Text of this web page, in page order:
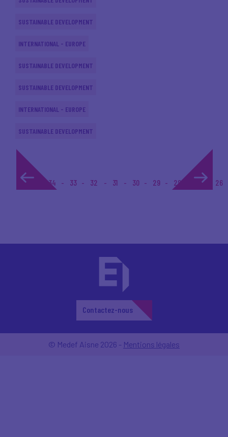
SUSTAINABLE DEVELOPMENT
INTERNATIONAL - EUROPE
SUSTAINABLE DEVELOPMENT
SUSTAINABLE DEVELOPMENT
INTERNATIONAL - EUROPE
SUSTAINABLE DEVELOPMENT
1... 34 33 32 31 30 29 28 27 26
Contactez-nous
© Medef Aisne 2026 - Mentions légales